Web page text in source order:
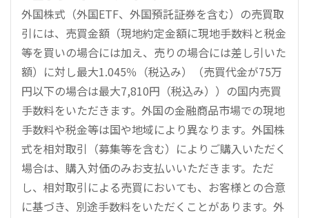
外国株式（外国ETF、外国預託証券を含む）の売買取
引には、売買金額（現地約定金額に現地手数料と税金
等を買いの場合には加え、売りの場合には差し引いた
額）に対し最大1.045％（税込み）（売買代金が75万
円以下の場合は最大7,810円（税込み））の国内売買
手数料をいただきます。外国の金融商品市場での現地
手数料や税金等は国や地域により異なります。外国株
式を相対取引（募集等を含む）によりご購入いただく
場合は、購入対価のみお支払いいただきます。ただ
し、相対取引による売買においても、お客様との合意
に基づき、別途手数料をいただくことがあります。外